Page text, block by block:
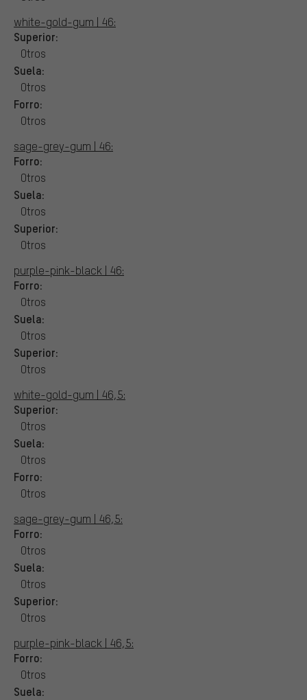
white-gold-gum | 46:
Superior:
Otros
Suela:
Otros
Forro:
Otros
sage-grey-gum | 46:
Forro:
Otros
Suela:
Otros
Superior:
Otros
purple-pink-black | 46:
Forro:
Otros
Suela:
Otros
Superior:
Otros
white-gold-gum | 46,5:
Superior:
Otros
Suela:
Otros
Forro:
Otros
sage-grey-gum | 46,5:
Forro:
Otros
Suela:
Otros
Superior:
Otros
purple-pink-black | 46,5:
Forro:
Otros
Suela: